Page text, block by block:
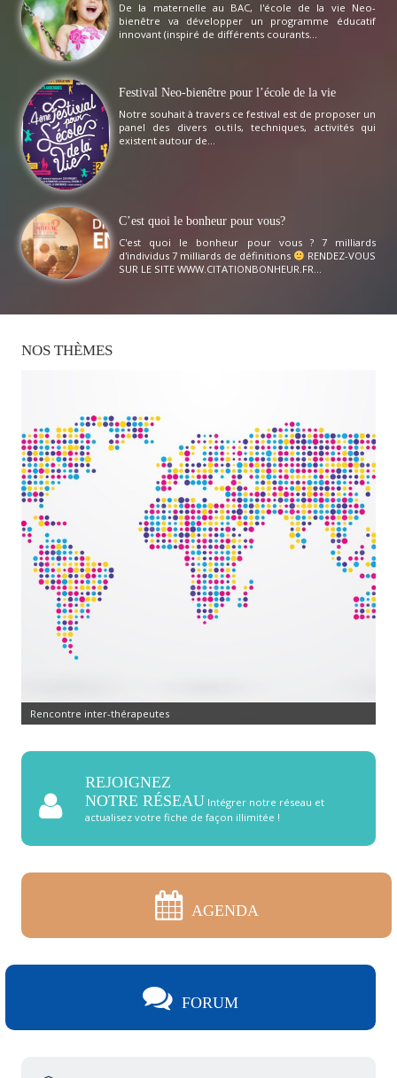
De la maternelle au BAC, l'école de la vie Neo-
bienêtre va développer un programme éducatif
innovant (inspiré de différents courants...
Festival Neo-bienêtre pour l’école de la vie
Notre souhait à travers ce festival est de proposer un
panel des divers outils, techniques, activités qui
existent autour de...
C’est quoi le bonheur pour vous?
C'est quoi le bonheur pour vous ? 7 milliards
d'individus 7 milliards de définitions
RENDEZ-VOUS
SUR LE SITE WWW.CITATIONBONHEUR.FR...
NOS THÈMES
Rencontre inter-thérapeutes
REJOIGNEZ
NOTRE RÉSEAU Intégrer notre réseau et
actualisez votre fiche de façon illimitée !
AGENDA
FORUM